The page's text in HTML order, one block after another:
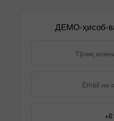
ДЕМО-ҳисоб-